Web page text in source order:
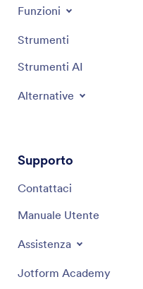
Funzioni
Strumenti
Strumenti AI
Alternative
Supporto
Contattaci
Manuale Utente
Assistenza
Jotform Academy